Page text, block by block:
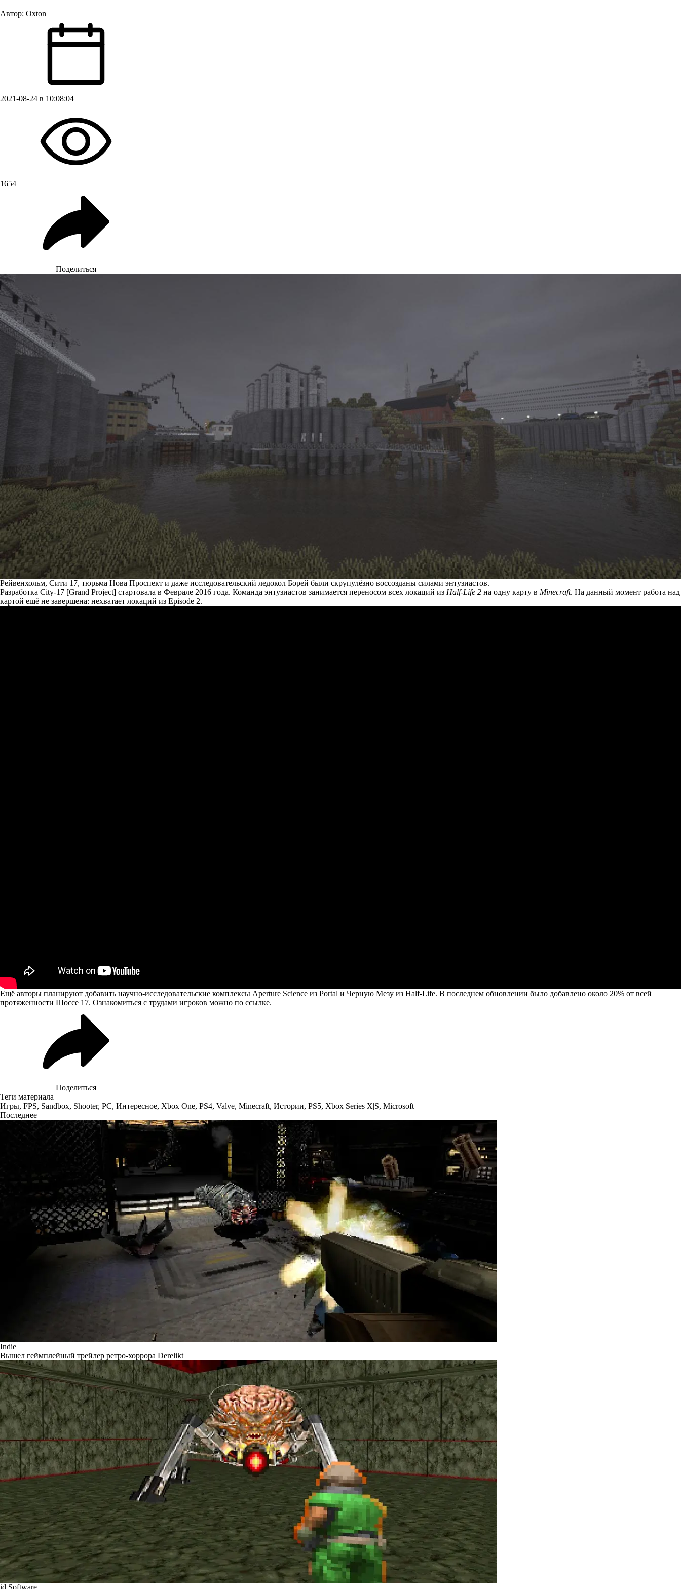
Автор: Oxton
2021-08-24 в 10:08:04
1654
Поделиться
Рейвенхольм, Сити 17, тюрьма Нова Проспект и даже исследовательский ледокол Борей были скрупулёзно воссозданы силами энтузиастов.
Разработка City-17 [Grand Project] стартовала в Феврале 2016 года. Команда энтузиастов занимается переносом всех локаций из Half-Life 2 на одну карту в Minecraft. На данный момент работа над
картой ещё не завершена: нехватает локаций из Episode 2.
Ещё авторы планируют добавить научно-исследовательские комплексы Aperture Science из Portal и Черную Мезу из Half-Life. В последнем обновлении было добавлено около 20% от всей
протяженности Шоссе 17. Ознакомиться с трудами игроков можно по ссылке.
Поделиться
Теги материала
Игры, FPS, Sandbox, Shooter, PC, Интересное, Xbox One, PS4, Valve, Minecraft, Истории, PS5, Xbox Series X|S, Microsoft
Последнее
Indie
Вышел геймплейный трейлер ретро-хоррора Derelikt
id Software